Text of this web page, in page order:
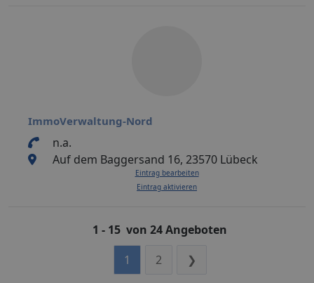
ImmoVerwaltung-Nord
n.a.
Auf dem Baggersand 16, 23570 Lübeck
Eintrag bearbeiten
Eintrag aktivieren
1 - 15 von 24 Angeboten
1
2 ❯